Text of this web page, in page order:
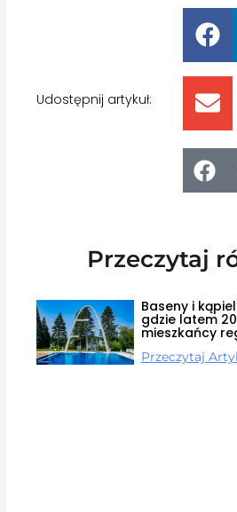
Udostępnij artykuł:
Przeczytaj
Baseny i
gdzie latem
mieszkańcy
Przeczytaj